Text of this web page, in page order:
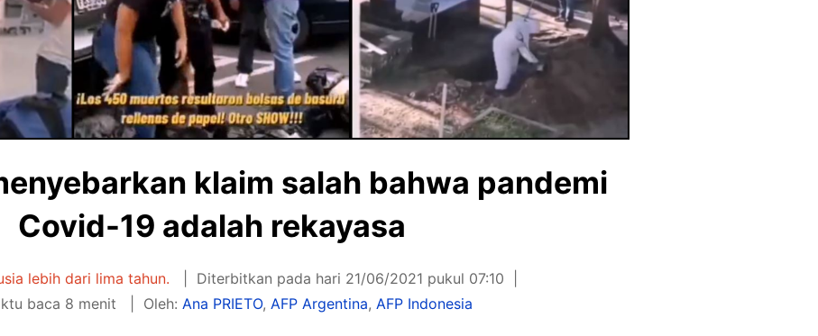
klaim salah bahwa pandemi
Covid-19 adalah rekayasa
lebih dari lima tahun.
Diterbitkan pada hari 21/06/2021 pukul 07:10
baca 8 menit
Oleh: Ana PRIETO, AFP Argentina, AFP Indonesia